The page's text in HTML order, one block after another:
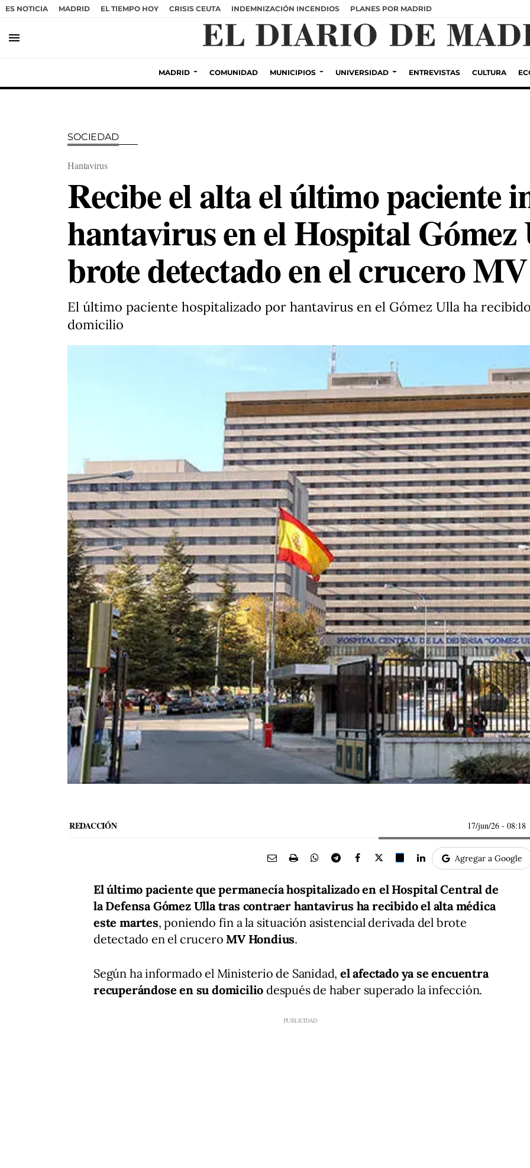
ES NOTICIA MADRID EL TIEMPO HOY CRISIS CEUTA INDEMNIZACIÓN INCENDIOS PLANES POR MADRID
menu
MADRID COMUNIDAD MUNICIPIOS UNIVERSIDAD ENTREVISTAS CULTURA
SOCIEDAD
Hantavirus
Recibe el alta el último paciente
hantavirus en el Hospital
brote detectado en el crucero
El último paciente hospitalizado por hantavirus en el Gómez Ulla ha
domicilio
REDACCIÓN 17/jun/26 - 08:18
Agregar a Google
El último paciente que permanecía hospitalizado en el Hospital Central de
la Defensa Gómez Ulla tras contraer hantavirus ha recibido el alta médica
este martes, poniendo fin a la situación asistencial derivada del brote
detectado en el crucero MV Hondius.
Según ha informado el Ministerio de Sanidad, el afectado ya se encuentra
recuperándose en su domicilio después de haber superado la infección.